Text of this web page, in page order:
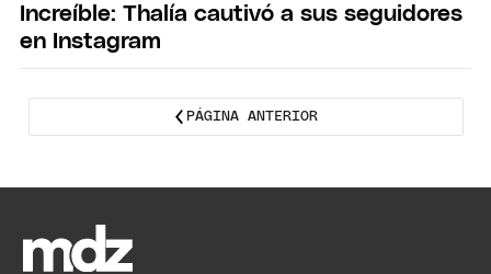
Increíble: Thalía cautivó a sus seguidores
en Instagram
PÁGINA ANTERIOR